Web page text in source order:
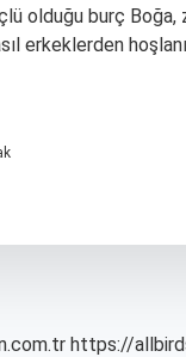
olduğu burç
erkeklerden
https://